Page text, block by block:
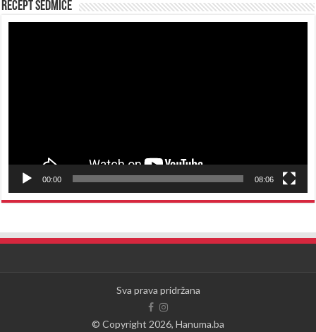
Recept sedmice
00:00 08:06
Sva prava pridržana
© Copyright 2026, Hanuma.ba